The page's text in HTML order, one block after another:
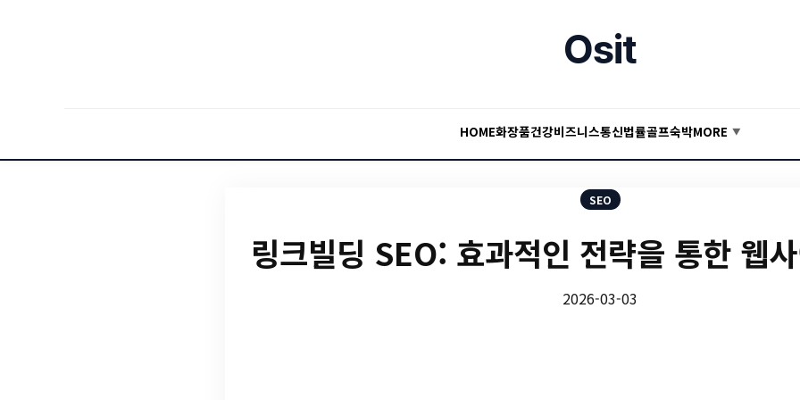
Osit
HOME화장품건강비즈니스통신법률골프숙박MORE ▼
SEO
링크빌딩 SEO: 효과적인 전략을 통한 웹
2026-03-03